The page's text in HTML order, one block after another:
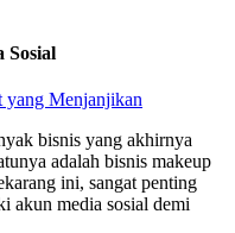
Sosial
bisnis yang akhirnya
adalah bisnis makeup
ini, sangat penting
akun media sosial demi